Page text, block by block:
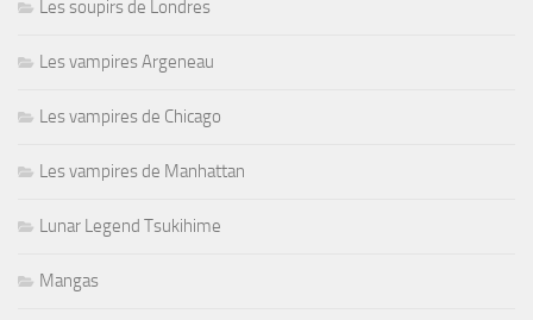
Les soupirs de Londres
Les vampires Argeneau
Les vampires de Chicago
Les vampires de Manhattan
Lunar Legend Tsukihime
Mangas